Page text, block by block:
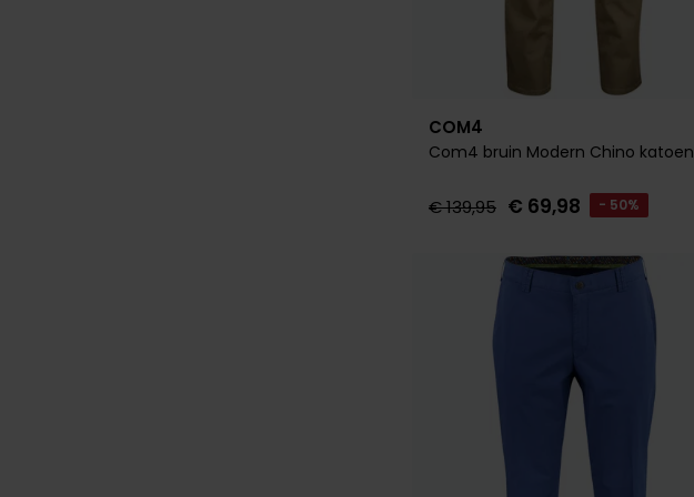
COM4
Com4 bruin Modern Chino katoen
€ 139,95 € 69,98 - 50%